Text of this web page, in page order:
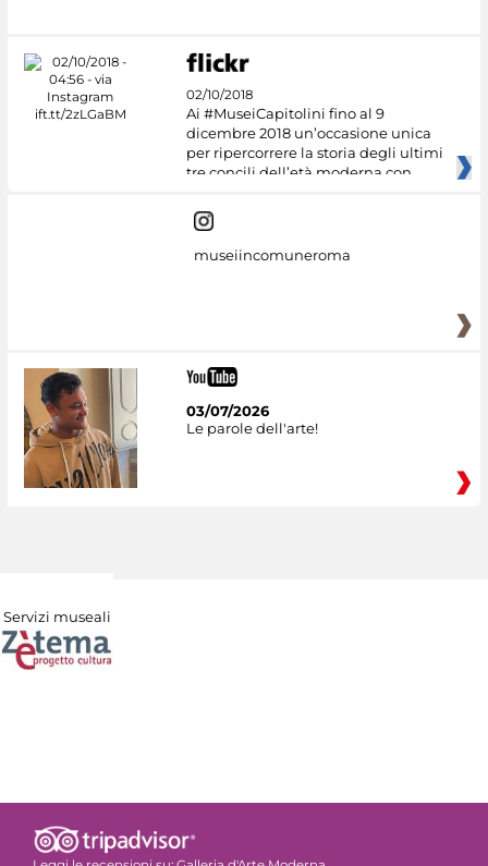
02/10/2018
Ai #MuseiCapitolini fino al 9
dicembre 2018 un’occasione unica
per ripercorrere la storia degli ultimi
tre concili dell’età moderna con
museiincomuneroma
03/07/2026
Le parole dell'arte!
Servizi museali